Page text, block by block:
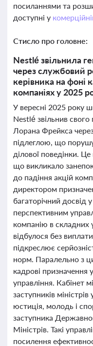
посиланнями та
доступні у
Стисло про головне:
Nestlé звільнила
через службовий
керівника на фоні
компаніях у 2025
У вересні 2025 року
Nestlé звільнив
Лорана Фрейкса
підлеглою, що
ділової поведінки.
що викликало
до падіння акцій
директором
багаторічний досвід
перспективним
компанію в складних
відбулося без
підкреслює
норм. Паралельно з
кадрові призначення
управління. Кабінет
заступників
юстиція, молодь і
заступника
Міністрів. Такі
посилення